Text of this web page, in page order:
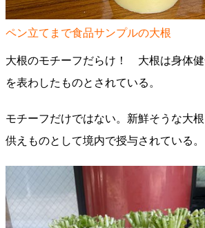
ペン立てまで食品サンプルの大根
大根のモチーフだらけ！ 大根は身体
を表わしたものとされている。
モチーフだけではない。新鮮そうな大
供えものとして境内で授与されている。